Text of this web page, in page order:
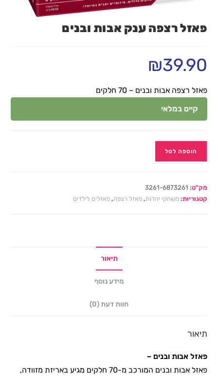
פאזל רצפה ענק אבות ובנים
₪39.90
פאזל רצפה אבות ובנים – 70 חלקים
קיים במלאי
הוספה לסל
מק"ט: 3261-6873261
קטגוריות: משחקי יהדות,פאזל רצפה,פאזלים לילדים
תיאור
מידע נוסף
חוות דעת (0)
תיאור
פאזל אבות ובנים –
פאזל אבות ובנים המורכב מ-70 חלקים מגיע באריזת מזוודה,